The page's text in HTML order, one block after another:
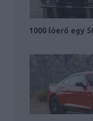
1000 lóerő egy